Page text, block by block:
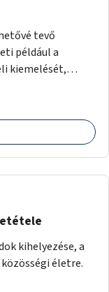
tevő
például a
kiemelését,
kihelyezése, a
életre.